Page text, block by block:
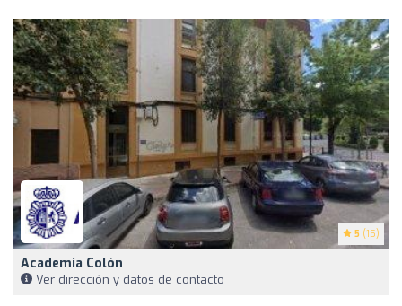
5 (15)
Academia Colón
Ver dirección y datos de contacto